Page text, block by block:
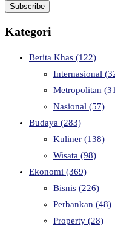
Kategori
Berita Khas (122)
Internasional
Metropolitan
Nasional (57)
Budaya (283)
Kuliner (138)
Wisata (98)
Ekonomi (369)
Bisnis (226)
Perbankan (48)
Property (28)